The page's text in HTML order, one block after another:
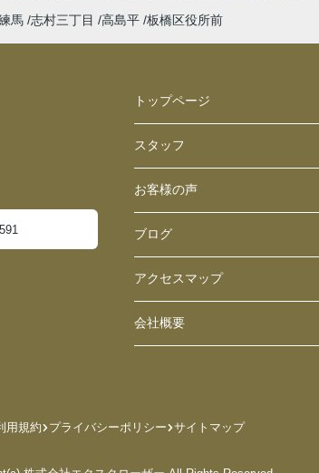
馬 志村三丁目 高島平 板橋区役所前
トップページ
スタッフ
お客様の声
ブログ
アクセスマップ
会社概要
用規約 プライバシーポリシー サイトマップ